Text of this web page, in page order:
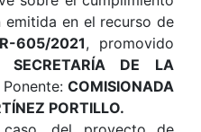
en el recurso de
605/2021, promovido
SECRETARÍA DE LA
Ponente:COMISIONADA
PORTILLO.